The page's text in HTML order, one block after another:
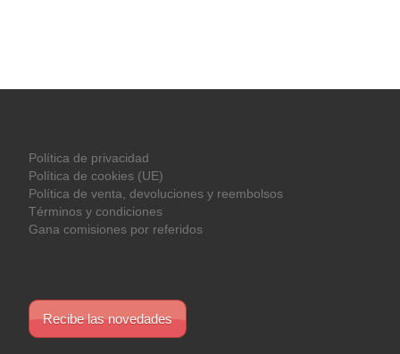
Política de privacidad
Política de cookies (UE)
Política de venta, devoluciones y reembolsos
Términos y condiciones
Gana comisiones por referidos
Recibe las novedades